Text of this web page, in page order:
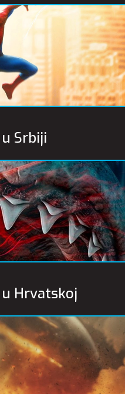
Srbiji
Hrvatskoj